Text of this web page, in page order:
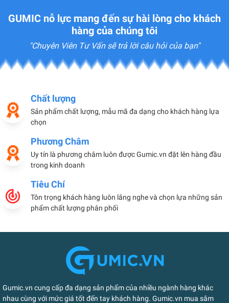
GUMIC nỗ lực mang đến sự hài lòng cho khách
hàng của chúng tôi
"Chuyên Viên Tư Vấn sẽ trả lời câu hỏi của bạn"
Chất lượng
Sản phẩm chất lượng, mẫu mã đa dạng cho khách hàng lựa
chọn
Phương Châm
Uy tín là phương châm luôn được Gumic.vn đặt lên hàng đầu
trong kinh doanh
Tiêu Chí
Tôn trọng khách hàng luôn lắng nghe và chọn lựa những sản
phẩm chất lượng phân phối
Gumic.vn cung cấp đa dạng sản phẩm của nhiều ngành hàng khác
nhau cùng với mức giá tốt đến tay khách hàng. Gumic.vn mua sắm